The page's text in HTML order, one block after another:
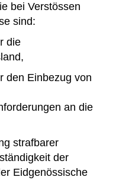
bei Verstössen
sind:
die
den Einbezug von
an die
strafbarer
der
Eidgenössische